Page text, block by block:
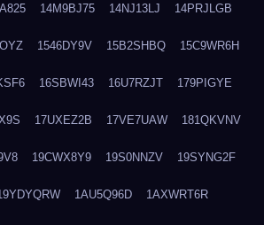
14M9BJ75 14NJ13LJ 14PRJLGB
1546DY9V 15B2SHBQ 15C9WR6H
16SBWI43 16U7RZJT 179PIGYE
17UXEZ2B 17VE7UAW 181QKVNV
19CWX8Y9 19S0NNZV 19SYNG2F
1AU5Q96D 1AXWRT6R